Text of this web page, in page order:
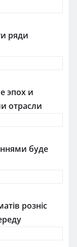
ряди
эпох и
отрасли
буде
розніс